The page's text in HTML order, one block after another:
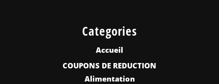
Categories
Accueil
COUPONS DE REDUCTION
Alimentation